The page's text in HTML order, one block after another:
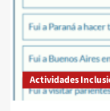
Actividades